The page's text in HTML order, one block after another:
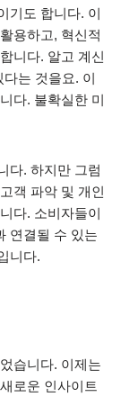
기도 합니다. 이
용하고, 혁신적
니다. 알고 계신
는 것을요. 이
다. 불확실한 미
다. 하지만 그럼
객 파악 및 개인
다. 소비자들이
연결될 수 있는
니다.
습니다. 이제는
로운 인사이트